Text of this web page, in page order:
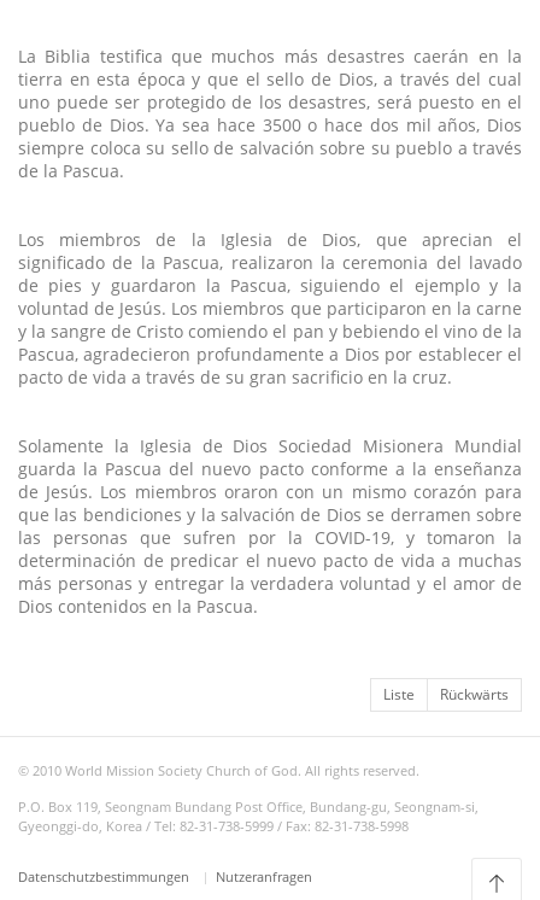
La Biblia testifica que muchos más desastres caerán en la
tierra en esta época y que el sello de Dios, a través del cual
uno puede ser protegido de los desastres, será puesto en el
pueblo de Dios. Ya sea hace 3500 o hace dos mil años, Dios
siempre coloca su sello de salvación sobre su pueblo a través
de la Pascua.
Los miembros de la Iglesia de Dios, que aprecian el
significado de la Pascua, realizaron la ceremonia del lavado
de pies y guardaron la Pascua, siguiendo el ejemplo y la
voluntad de Jesús. Los miembros que participaron en la carne
y la sangre de Cristo comiendo el pan y bebiendo el vino de la
Pascua, agradecieron profundamente a Dios por establecer el
pacto de vida a través de su gran sacrificio en la cruz.
Solamente la Iglesia de Dios Sociedad Misionera Mundial
guarda la Pascua del nuevo pacto conforme a la enseñanza
de Jesús. Los miembros oraron con un mismo corazón para
que las bendiciones y la salvación de Dios se derramen sobre
las personas que sufren por la COVID-19, y tomaron la
determinación de predicar el nuevo pacto de vida a muchas
más personas y entregar la verdadera voluntad y el amor de
Dios contenidos en la Pascua.
Liste Rückwärts
© 2010 World Mission Society Church of God. All rights reserved.
P.O. Box 119, Seongnam Bundang Post Office, Bundang-gu, Seongnam-si,
Gyeonggi-do, Korea / Tel: 82-31-738-5999 / Fax: 82-31-738-5998
Datenschutzbestimmungen Nutzeranfragen